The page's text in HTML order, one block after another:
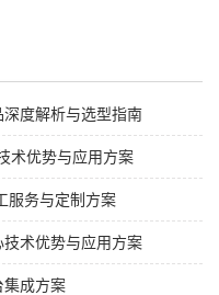
度解析与选型指南
术优势与应用方案
服务与定制方案
术优势与应用方案
集成方案